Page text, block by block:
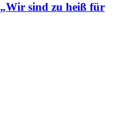
sind zu heiß für